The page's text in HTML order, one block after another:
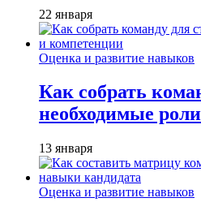
22 января
Оценка и развитие навыков
Как собрать
необходимые
13 января
Оценка и развитие навыков